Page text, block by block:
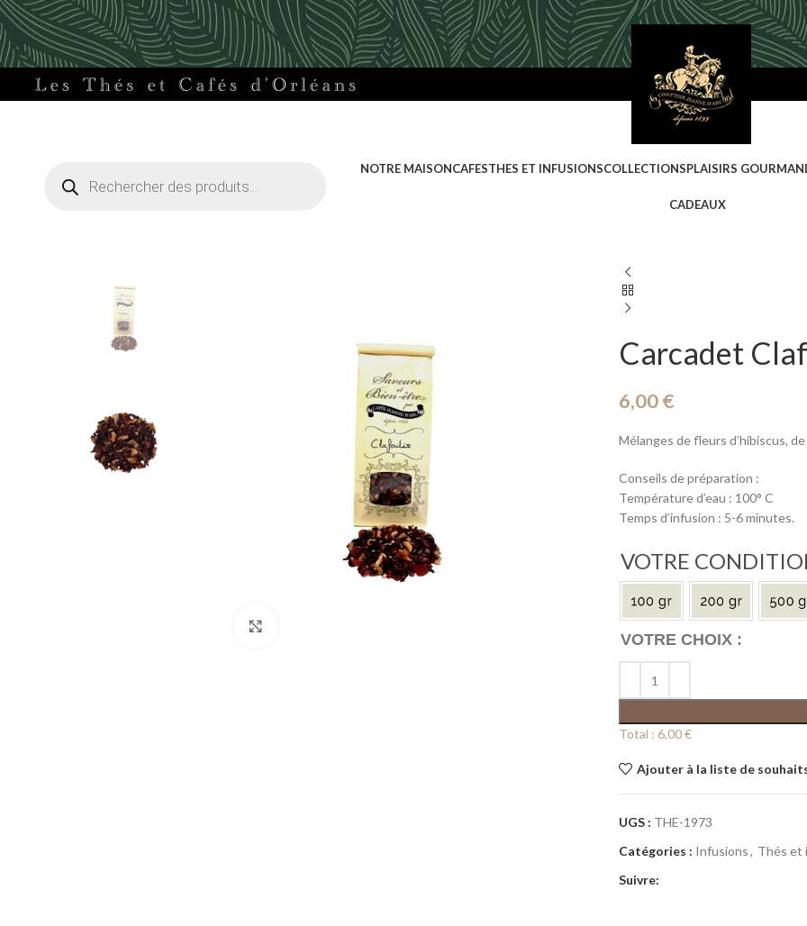
produits
NOTRE MAISONCAFESTHES ET INFUSIONSCOLLECTIONSPLAISIRS
CADEAUX
Carcadet
6,00€
Mélanges de fleurs d’hibiscus,
Conseils de préparation :
Température d’eau : 100° C
Temps d’infusion : 5-6 minutes.
VOTRE
Total : 6,00 €
Ajouter à la liste de
UGS : THE-1973
Catégories : Infusions, Thés et
Suivre: